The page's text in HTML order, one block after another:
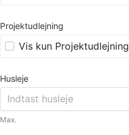
Projektudlejning
Vis kun Projektudlejning
Husleje
Max.